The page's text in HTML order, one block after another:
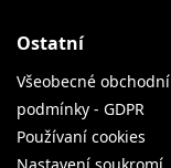
Ostatní
Všeobecné obchodní
podmínky - GDPR
Používaní cookies
Nastavení soukromí